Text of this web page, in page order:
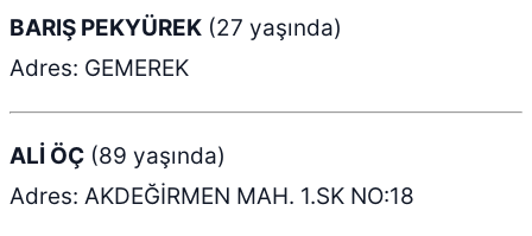
BARIŞ PEKYÜREK (27 yaşında)
Adres: GEMEREK
ALİ ÖÇ (89 yaşında)
Adres: AKDEĞİRMEN MAH. 1.SK NO:18